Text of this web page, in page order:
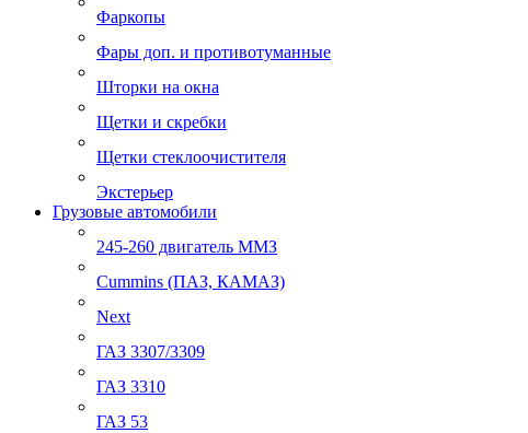
Фаркопы
Фары доп. и противотуманные
Шторки на окна
Щетки и скребки
Щетки стеклоочистителя
Экстерьер
Грузовые автомобили
245-260 двигатель ММЗ
Cummins (ПАЗ, КАМАЗ)
Next
ГАЗ 3307/3309
ГАЗ 3310
ГАЗ 53